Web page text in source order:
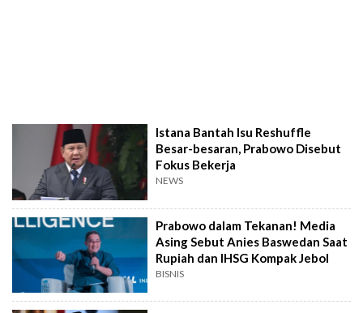
Istana Bantah Isu Reshuffle
Besar-besaran, Prabowo Disebut
Fokus Bekerja
NEWS
Prabowo dalam Tekanan! Media
Asing Sebut Anies Baswedan Saat
Rupiah dan IHSG Kompak Jebol
BISNIS